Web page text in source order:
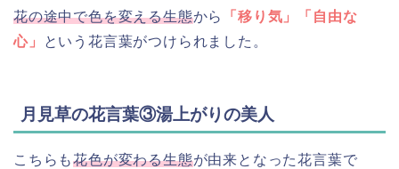
花の途中で色を変える生態から
「移り気」「自由な
心」
という花言葉がつけられました。
月見草の花言葉③湯上がりの美人
こちらも花色が変わる生態が由来となった花言葉で